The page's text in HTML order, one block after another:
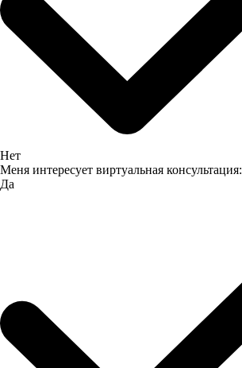
Нет
Меня интересует виртуальная консультация:
Да